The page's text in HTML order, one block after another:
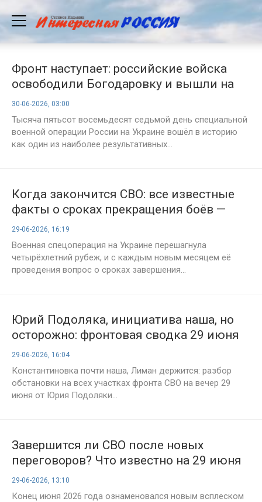
Фронт наступает: российские войска
освободили Богодаровку и вышли на
новые рубежи — итоги 1587-го дня СВО
30-06-2026, 03:00
Тысяча пятьсот восемьдесят седьмой день специальной
военной операции России на Украине вошёл в историю
как один из наиболее результативных...
Когда закончится СВО: все известные
факты о сроках прекращения боёв —
актуально на 29 июня 2026 года
29-06-2026, 16:19
Военная спецоперация на Украине перешагнула
четырёхлетний рубеж, и с каждым новым месяцем её
проведения вопрос о сроках завершения...
Юрий Подоляка, инициатива наша, но
осторожно: фронтовая сводка 29 июня
— успехи, угрозы и тревожные сигналы
29-06-2026, 16:04
Константиновка почти наша, Лиман держится: разбор
обстановки на всех участках фронта СВО на вечер 29
июня от Юрия Подоляки...
Завершится ли СВО после новых
переговоров? Что известно на 29 июня
о шансах на урегулирование конфликта
29-06-2026, 13:10
Конец июня 2026 года ознаменовался новым всплеском